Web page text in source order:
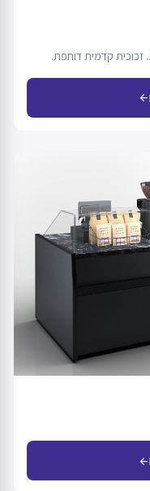
זכוכית קדמית דוחפת.
arrow_back
arrow_back